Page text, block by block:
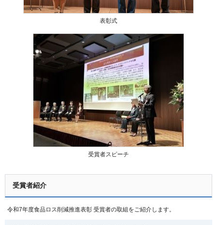
表彰式
受賞者スピーチ
受賞者紹介
令和7年度食品ロス削減推進表彰 受賞者の取組をご紹介します。